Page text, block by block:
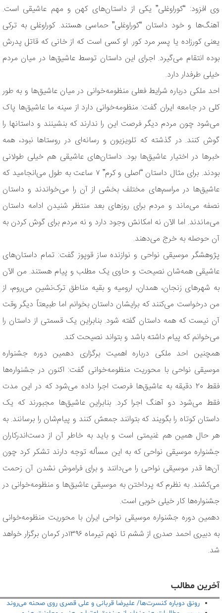
وی افزود: “کوراوغلی” یکی از داستان‌های کهن و مهم عاشیقی است.
آهنگ‌ها و خود داستان “کوراوغلی” حماسی هستند. کوراوغلی به ترکی
یعنی کورزاده یا پسر مرد کور. او کسی است که از خانی که قاتل پدرش
بوده انتقام می‌گیرد. اجرای این داستان توسط عاشیق‌ها در میان مردم
خیلی طرفدار دارد.
احد ملکی درباره شرایط فعلی منظومه‌خوانی در میان عاشیق‌ها و به طور
کلی در جامعه ایران گفت: منظومه‌خوانی دارد از سینه ما عاشیق‌ها پاک
می‌شود چون مردم دیگر فرصت این را ندارند که بنشینند و داستانها را
گوش کنند. در گذشته که تلویزیون و رسانه‌ای در روستاها نبود، همه
خبرها در اختیار عاشیق‌ها بود. داستان‌های عاشیقی هم خیلی طولانی
بودند. برای مثال داستان “اصلی و کرم” ۷ ساعت به طول می‌انجامید که
عاشیق‌ها در مراسم‌های مختلف بخشی از آن‌ را می‌خواندند و داستان
نصفه می‌ماند و مردم برای روزهای بعد منتظر شنیدن ادامه داستان
می‌ماندند. اما الآن نه امکانش وجود دارد و نه مردم برای گوش کردن به
آن حوصله به خرج می‌دهند.
پژوهشگر موسیقی نواحی و نوازنده ساز قوپوز گفت: تمام داستان‌های
عاشیقی همه‌شان نصیحت و حاوی یک مطلب و پیام هستند. من الآن
به شهرهای زنجان، همدان، ارومیه و بقیه مناطق ترک‌نشین می‌روم، از
من درخواست می‌کنند که برایشان داستان بخوانم اما طبیعتاً دیگر وقت
آن نیست که همه داستان گفته شود. بنابراین یک قسمتی از داستان را
می‌خوانم که پیام داشته باشد و بتواند نصیحت کند.
همچنین احد ملکی درباره اهمیت برگزاری دهمین دوره جشنواره
موسیقی نواحی با محوریت منظومه‌خوانی گفت: اکنون در جشنواره‌ها
فقط ۲۰ دقیقه به عاشیق‌ها فرصت اجرا داده می‌شود که در این مدت
فقط می‌شود دو آهنگ اجرا کرد. بنابراین عاشیق‌ها مجبورند که یک
داستان کوتاه را بگویند که بتوانند جمعش کنند و پیام‌شان را برسانند. به
هر حال همین هم غنیمتی است و باید به خاطر آن از دست‌اندرکاران
جشنواره موسیقی نواحی که به این مسأله توجه دارند تشکر کرد چون
آن‌ها قدر موسیقی نواحی را می‌دانند و برای فراموش نشدن آن زحمت
می‌کشند. به نظرم که پرداختن به موسیقی عاشیق‌ها و منظومه‌خوانی در
جشنواره‌ها کار خیلی خوبی است.
دهمین دوره جشنواره موسیقی نواحی ایران با محوریت منظومه‌خوانی
به دبیری احمد صدری از ششم تا نهم تیرماه ۱۳۹۶در کرمان برگزار خواهد
شد.
آخرین مطالب
رونق دوباره کنسرت‌ها/ علیرضا قربانی و علی قصری روی صحنه می‌روند